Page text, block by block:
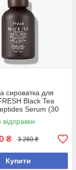
сироватка для
Black Tea
Serum (30
₴ 3 260 ₴
Купити